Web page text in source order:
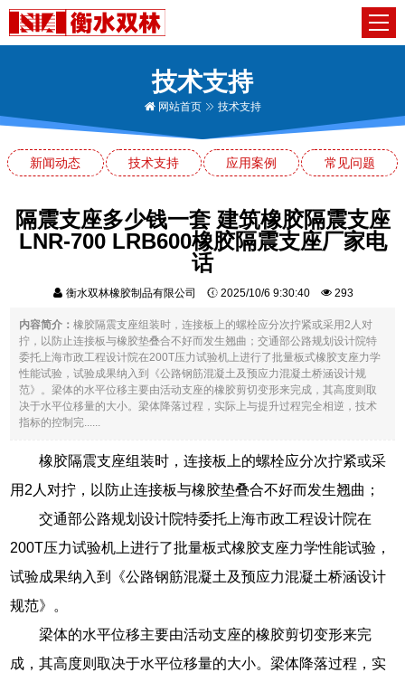
技术支持
网站首页 技术支持
新闻动态 技术支持 应用案例 常见问题
隔震支座多少钱一套 建筑橡胶隔震支座
LNR-700 LRB600橡胶隔震支座厂家电
话
衡水双林橡胶制品有限公司 2025/10/6 9:30:40 293
内容简介：橡胶隔震支座组装时，连接板上的螺栓应分次拧紧或采用2人对
拧，以防止连接板与橡胶垫叠合不好而发生翘曲；交通部公路规划设计院特
委托上海市政工程设计院在200T压力试验机上进行了批量板式橡胶支座力学
性能试验，试验成果纳入到《公路钢筋混凝土及预应力混凝土桥涵设计规
范》。梁体的水平位移主要由活动支座的橡胶剪切变形来完成，其高度则取
决于水平位移量的大小。梁体降落过程，实际上与提升过程完全相逆，技术
指标的控制完......
橡胶隔震支座组装时，连接板上的螺栓应分次拧紧或采
用2人对拧，以防止连接板与橡胶垫叠合不好而发生翘曲；
交通部公路规划设计院特委托上海市政工程设计院在
200T压力试验机上进行了批量板式橡胶支座力学性能试验，
试验成果纳入到《公路钢筋混凝土及预应力混凝土桥涵设计
规范》。
梁体的水平位移主要由活动支座的橡胶剪切变形来完
成，其高度则取决于水平位移量的大小。梁体降落过程，实